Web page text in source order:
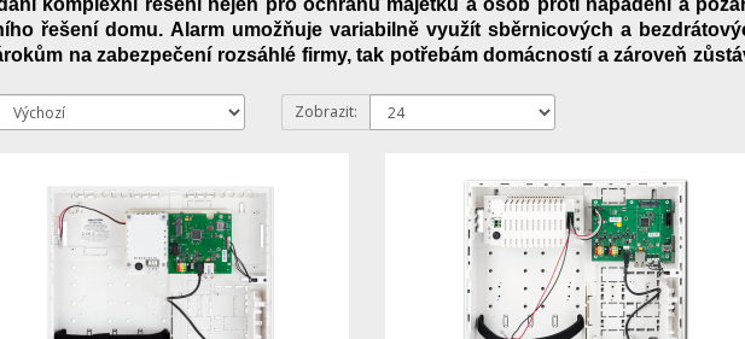
řešení domu. Alarm umožňuje variabilně využít sběrnicových a
na zabezpečení rozsáhlé firmy, tak potřebám domácností a zároveň
Zobrazit: